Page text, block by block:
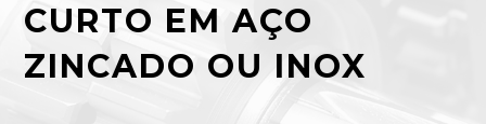
CURTO EM AÇO
ZINCADO OU INOX